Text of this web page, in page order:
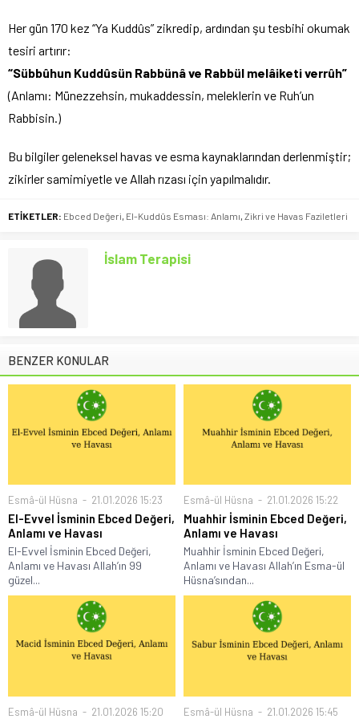
Her gün 170 kez “Ya Kuddûs” zikredip, ardından şu tesbihi okumak
tesiri artırır:
“Sübbûhun Kuddûsün Rabbünâ ve Rabbül melâiketi verrûh”
(Anlamı: Münezzehsin, mukaddessin, meleklerin ve Ruh’un
Rabbisin.)
Bu bilgiler geleneksel havas ve esma kaynaklarından derlenmiştir;
zikirler samimiyetle ve Allah rızası için yapılmalıdır.
ETİKETLER: Ebced Değeri El-Kuddûs Esması: Anlamı Zikri ve Havas Faziletleri
İslam Terapisi
BENZER KONULAR
Esmâ-ül Hüsna 21.01.2026 15:23
El-Evvel İsminin Ebced Değeri,
Anlamı ve Havası
El-Evvel İsminin Ebced Değeri,
Anlamı ve Havası Allah’ın 99
güzel...
Esmâ-ül Hüsna 21.01.2026 15:22
Muahhir İsminin Ebced Değeri,
Anlamı ve Havası
Muahhir İsminin Ebced Değeri,
Anlamı ve Havası Allah’ın Esma-ül
Hüsna’sından...
Esmâ-ül Hüsna 21.01.2026 15:20 Esmâ-ül Hüsna 21.01.2026 15:45